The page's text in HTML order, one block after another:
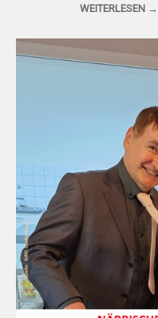
WEITERLESEN →